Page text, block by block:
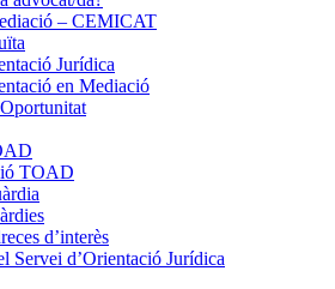
– CEMICAT
Jurídica
en Mediació
TOAD
d’interès
Servei d’Orientació Jurídica